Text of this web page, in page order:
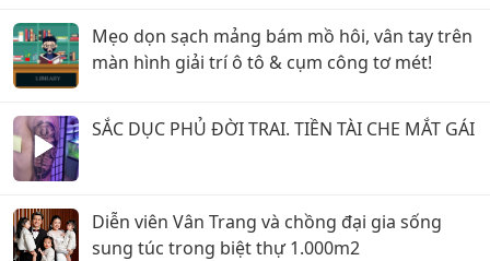
Mẹo dọn sạch mảng bám mồ hôi, vân tay trên
màn hình giải trí ô tô & cụm công tơ mét!
SẮC DỤC PHỦ ĐỜI TRAI. TIỀN TÀI CHE MẮT GÁI
Diễn viên Vân Trang và chồng đại gia sống
sung túc trong biệt thự 1.000m2